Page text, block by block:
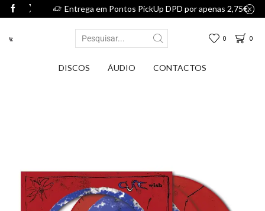
Entrega em Pontos PickUp DPD por apenas 2,75€.
0 0
DISCOS ÁUDIO CONTACTOS